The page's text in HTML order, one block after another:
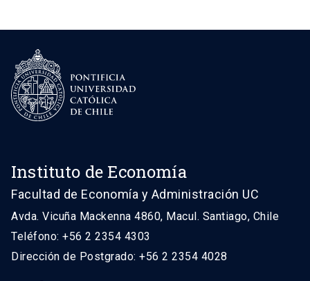
Instituto de Economía
Facultad de Economía y Administración UC
Avda. Vicuña Mackenna 4860, Macul. Santiago, Chile
Teléfono: +56 2 2354 4303
Dirección de Postgrado: +56 2 2354 4028